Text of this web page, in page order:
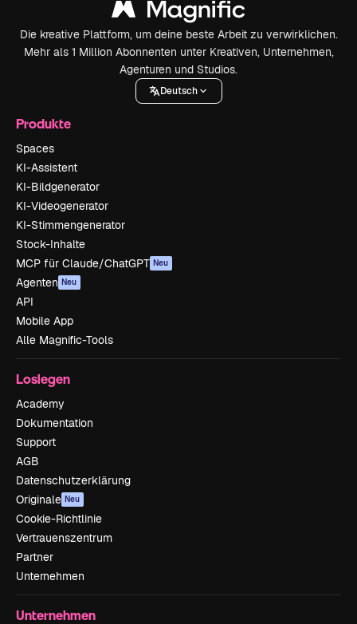
Die kreative Plattform, um deine beste Arbeit zu verwirklichen.
Mehr als 1 Million Abonnenten unter Kreativen, Unternehmen,
Agenturen und Studios.
Deutsch
Produkte
Spaces
KI-Assistent
KI-Bildgenerator
KI-Videogenerator
KI-Stimmengenerator
Stock-Inhalte
MCP für Claude/ChatGPT Neu
Agenten Neu
API
Mobile App
Alle Magnific-Tools
Loslegen
Academy
Dokumentation
Support
AGB
Datenschutzerklärung
Originale Neu
Cookie-Richtlinie
Vertrauenszentrum
Partner
Unternehmen
Unternehmen